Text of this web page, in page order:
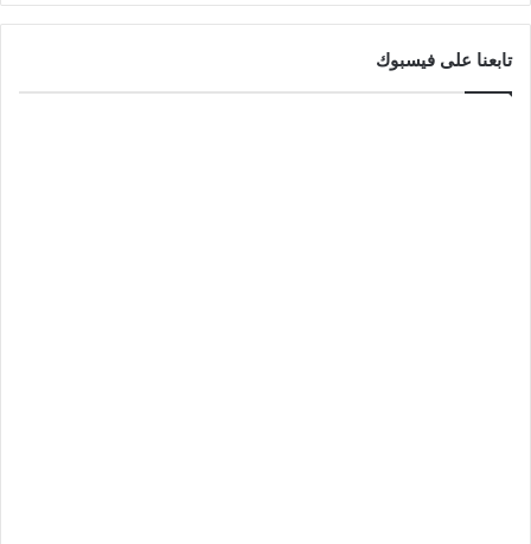
تابعنا على فيسبوك